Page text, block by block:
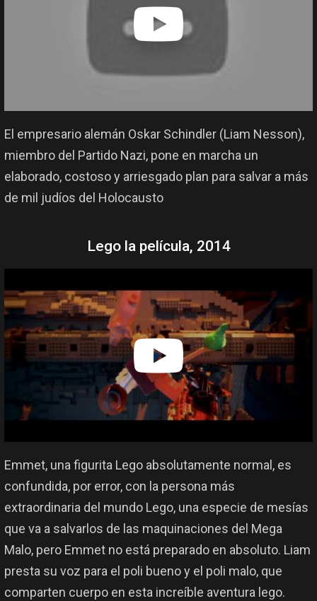
El empresario alemán Oskar Schindler (Liam Nesson),
miembro del Partido Nazi, pone en marcha un
elaborado, costoso y arriesgado plan para salvar a más
de mil judíos del Holocausto
Lego la película, 2014
Emmet, una figurita Lego absolutamente normal, es
confundida, por error, con la persona más
extraordinaria del mundo Lego, una especie de mesías
que va a salvarlos de las maquinaciones del Mega
Malo, pero Emmet no está preparado en absoluto. Liam
presta su voz para el poli bueno y el poli malo, que
comparten cuerpo en esta increíble aventura lego.